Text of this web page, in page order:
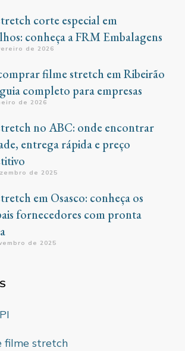
corte especial em
conheça a FRM Embalagens
de 2026
filme stretch em Ribeirão
completo para empresas
de 2026
no ABC: onde encontrar
entrega rápida e preço
de 2025
em Osasco: conheça os
fornecedores com pronta
de 2025
filme stretch